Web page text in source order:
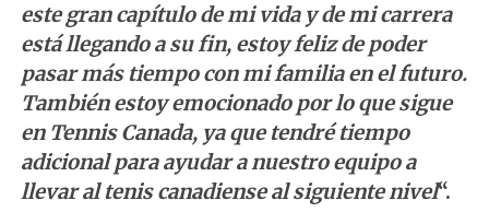
este gran capítulo de mi vida y de mi carrera
está llegando a su fin, estoy feliz de poder
pasar más tiempo con mi familia en el futuro.
También estoy emocionado por lo que sigue
en Tennis Canada, ya que tendré tiempo
adicional para ayudar a nuestro equipo a
llevar al tenis canadiense al siguiente nivel“.